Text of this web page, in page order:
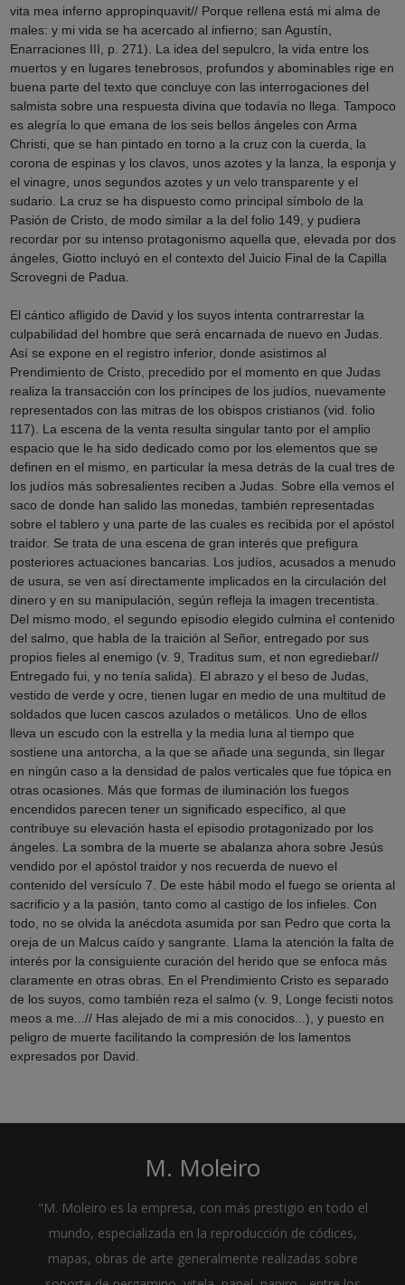
vita mea inferno appropinquavit// Porque rellena está mi alma de
males: y mi vida se ha acercado al infierno; san Agustín,
Enarraciones III, p. 271). La idea del sepulcro, la vida entre los
muertos y en lugares tenebrosos, profundos y abominables rige en
buena parte del texto que concluye con las interrogaciones del
salmista sobre una respuesta divina que todavía no llega. Tampoco
es alegría lo que emana de los seis bellos ángeles con Arma
Christi, que se han pintado en torno a la cruz con la cuerda, la
corona de espinas y los clavos, unos azotes y la lanza, la esponja y
el vinagre, unos segundos azotes y un velo transparente y el
sudario. La cruz se ha dispuesto como principal símbolo de la
Pasión de Cristo, de modo similar a la del folio 149, y pudiera
recordar por su intenso protagonismo aquella que, elevada por dos
ángeles, Giotto incluyó en el contexto del Juicio Final de la Capilla
Scrovegni de Padua.
El cántico afligido de David y los suyos intenta contrarrestar la
culpabilidad del hombre que será encarnada de nuevo en Judas.
Así se expone en el registro inferior, donde asistimos al
Prendimiento de Cristo, precedido por el momento en que Judas
realiza la transacción con los príncipes de los judíos, nuevamente
representados con las mitras de los obispos cristianos (vid. folio
117). La escena de la venta resulta singular tanto por el amplio
espacio que le ha sido dedicado como por los elementos que se
definen en el mismo, en particular la mesa detrás de la cual tres de
los judíos más sobresalientes reciben a Judas. Sobre ella vemos el
saco de donde han salido las monedas, también representadas
sobre el tablero y una parte de las cuales es recibida por el apóstol
traidor. Se trata de una escena de gran interés que prefigura
posteriores actuaciones bancarias. Los judíos, acusados a menudo
de usura, se ven así directamente implicados en la circulación del
dinero y en su manipulación, según refleja la imagen trecentista.
Del mismo modo, el segundo episodio elegido culmina el contenido
del salmo, que habla de la traición al Señor, entregado por sus
propios fieles al enemigo (v. 9, Traditus sum, et non egrediebar//
Entregado fui, y no tenía salida). El abrazo y el beso de Judas,
vestido de verde y ocre, tienen lugar en medio de una multitud de
soldados que lucen cascos azulados o metálicos. Uno de ellos
lleva un escudo con la estrella y la media luna al tiempo que
sostiene una antorcha, a la que se añade una segunda, sin llegar
en ningún caso a la densidad de palos verticales que fue tópica en
otras ocasiones. Más que formas de iluminación los fuegos
encendidos parecen tener un significado específico, al que
contribuye su elevación hasta el episodio protagonizado por los
ángeles. La sombra de la muerte se abalanza ahora sobre Jesús
vendido por el apóstol traidor y nos recuerda de nuevo el
contenido del versículo 7. De este hábil modo el fuego se orienta al
sacrificio y a la pasión, tanto como al castigo de los infieles. Con
todo, no se olvida la anécdota asumida por san Pedro que corta la
oreja de un Malcus caído y sangrante. Llama la atención la falta de
interés por la consiguiente curación del herido que se enfoca más
claramente en otras obras. En el Prendimiento Cristo es separado
de los suyos, como también reza el salmo (v. 9, Longe fecisti notos
meos a me...// Has alejado de mi a mis conocidos...), y puesto en
peligro de muerte facilitando la compresión de los lamentos
expresados por David.
M. Moleiro
"M. Moleiro es la empresa, con más prestigio en todo el
mundo, especializada en la reproducción de códices,
mapas, obras de arte generalmente realizadas sobre